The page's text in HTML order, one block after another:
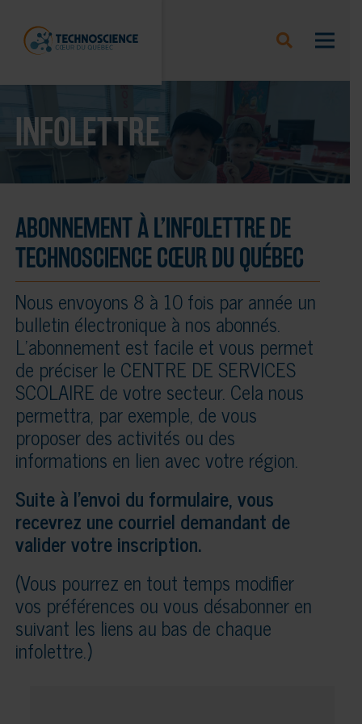
INFOLETTRE
ABONNEMENT À L’INFOLETTRE DE
TECHNOSCIENCE CŒUR DU QUÉBEC
Nous envoyons 8 à 10 fois par année un
bulletin électronique à nos abonnés.
L’abonnement est facile et vous permet
de préciser le CENTRE DE SERVICES
SCOLAIRE de votre secteur. Cela nous
permettra, par exemple, de vous
proposer des activités ou des
informations en lien avec votre région.
Suite à l’envoi du formulaire, vous
recevrez une courriel demandant de
valider votre inscription.
(Vous pourrez en tout temps modifier
vos préférences ou vous désabonner en
suivant les liens au bas de chaque
infolettre.)